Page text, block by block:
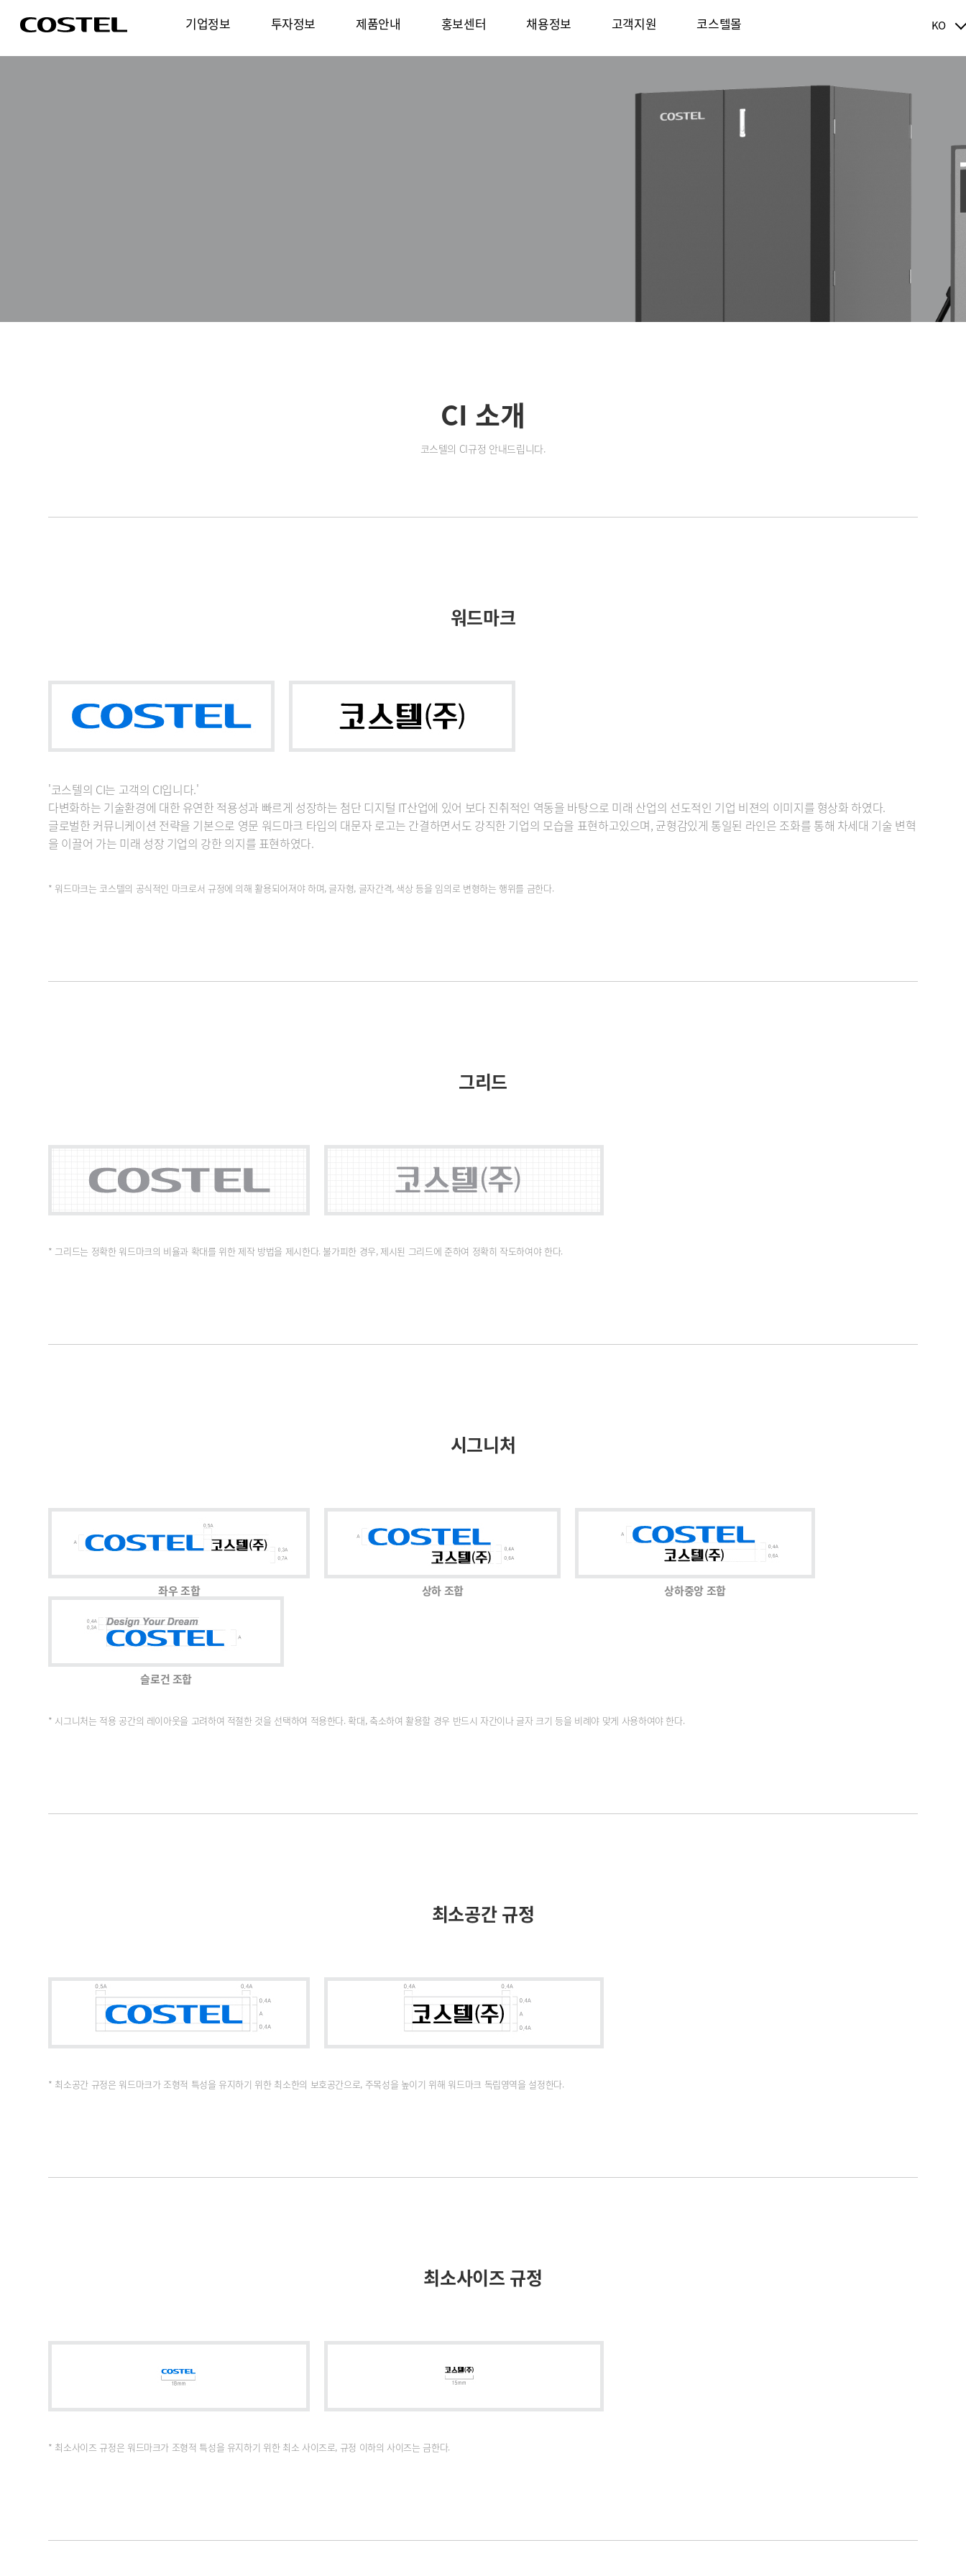
기업정보 투자정보 제품안내 홍보센터 채용정보 고객지원 코스텔몰 KO
CI 소개
코스텔의 CI규정 안내드립니다.
워드마크
'코스텔의 CI는 고객의 CI입니다.'
다변화하는 기술환경에 대한 유연한 적용성과 빠르게 성장하는 첨단 디지털 IT산업에 있어 보다 진취적인 역동을 바탕으로 미래 산업의 선도적인 기업 비젼의 이미지를 형상화 하였다.
글로벌한 커뮤니케이션 전략을 기본으로 영문 워드마크 타입의 대문자 로고는 간결하면서도 강직한 기업의 모습을 표현하고있으며, 균형감있게 통일된 라인은 조화를 통해 차세대 기술 변혁
을 이끌어 가는 미래 성장 기업의 강한 의지를 표현하였다.
* 워드마크는 코스텔의 공식적인 마크로서 규정에 의해 활용되어져야 하며, 글자형, 글자간격, 색상 등을 임의로 변형하는 행위를 금한다.
그리드
* 그리드는 정확한 워드마크의 비율과 확대를 위한 제작 방법을 제시한다. 불가피한 경우, 제시된 그리드에 준하여 정확히 작도하여야 한다.
시그니처
좌우 조합 상하 조합 상하중앙 조합
슬로건 조합
* 시그니처는 적용 공간의 레이아웃을 고려하여 적절한 것을 선택하여 적용한다. 확대, 축소하여 활용할 경우 반드시 자간이나 글자 크기 등을 비례야 맞게 사용하여야 한다.
최소공간 규정
* 최소공간 규정은 워드마크가 조형적 특성을 유지하기 위한 최소한의 보호공간으로, 주목성을 높이기 위해 워드마크 독립영역을 설정한다.
최소사이즈 규정
* 최소사이즈 규정은 워드마크가 조형적 특성을 유지하기 위한 최소 사이즈로, 규정 이하의 사이즈는 금한다.